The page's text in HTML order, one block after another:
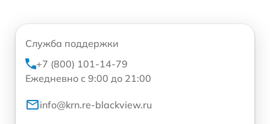
Служба поддержки
+7 (800) 101-14-79
Ежедневно с 9:00 до 21:00
info@krn.re-blackview.ru